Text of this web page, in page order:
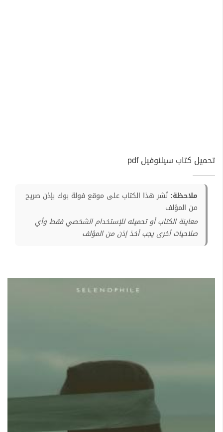
تحميل كتاب سيلنوفيل pdf
ملاحظة: نُشر هذا الكتاب على موقع فولة بوك بإذن صريح
من المؤلف
معاينة الكتاب أو تحميله للإستخدام الشخصي فقط وأي
صلاحيات أخرى يجب أخذ إذن من المؤلف